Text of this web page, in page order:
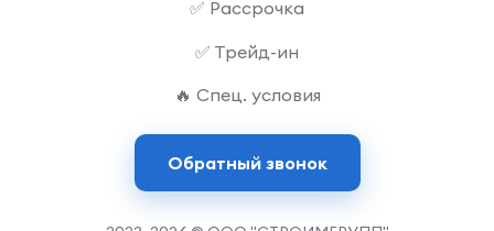
✅ Рассрочка
✅ Трейд-ин
🔥 Спец. условия
Обратный звонок